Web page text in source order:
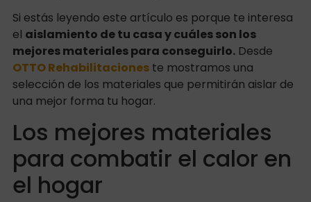
Si estás leyendo este artículo es porque te interesa
el aislamiento de tu casa y cuáles son los
mejores materiales para conseguirlo.Desde
OTTO Rehabilitacioneste mostramos una
selección de los materiales que permitirán aislar de
una mejor forma tu hogar.
Los mejores materiales
para combatir el calor en
el hogar